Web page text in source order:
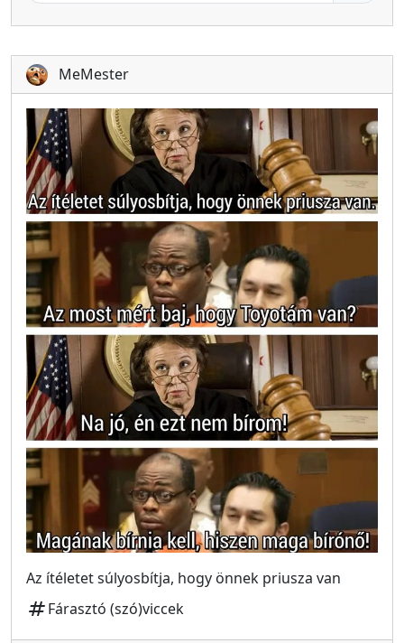
MeMester
Az ítéletet súlyosbítja, hogy önnek priusza van
tagFárasztó (szó)viccek